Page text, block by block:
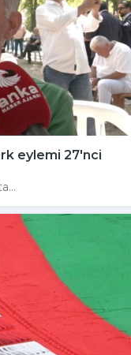
eylemi 27'nci